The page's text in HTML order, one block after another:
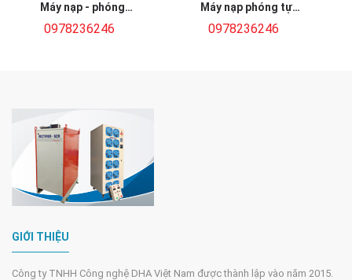
Máy nạp - phóng
2.5KVA
0978236246
Máy nạp phóng tự
động ắc quy 12V
0978236246
GIỚI THIỆU
Công ty TNHH Công nghệ DHA Việt Nam được thành lập vào năm 2015.